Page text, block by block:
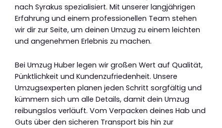
nach Syrakus spezialisiert. Mit unserer langjährigen
Erfahrung und einem professionellen Team stehen
wir dir zur Seite, um deinen Umzug zu einem leichten
und angenehmen Erlebnis zu machen.
Bei Umzug Huber legen wir großen Wert auf Qualität,
Pünktlichkeit und Kundenzufriedenheit. Unsere
Umzugsexperten planen jeden Schritt sorgfältig und
kümmern sich um alle Details, damit dein Umzug
reibungslos verläuft. Vom Verpacken deines Hab und
Guts über den sicheren Transport bis hin zur